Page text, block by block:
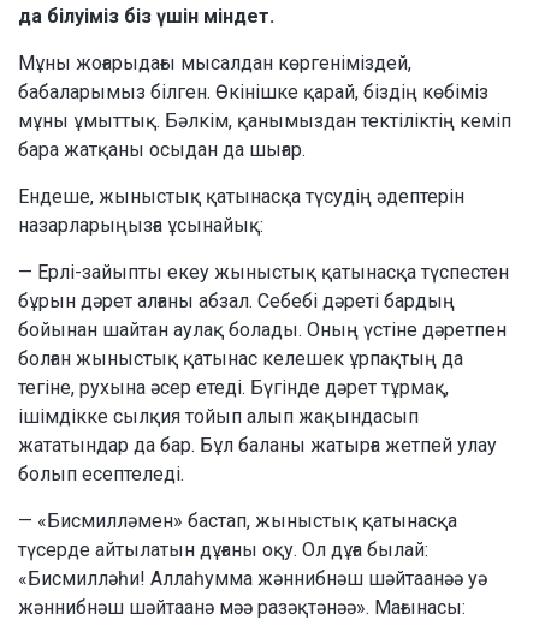
да білуіміз біз үшін міндет.
Мұны жоғарыдағы мысалдан көргеніміздей,
бабаларымыз білген. Өкінішке қарай, біздің көбіміз
мұны ұмыттық. Бәлкім, қанымыздан тектіліктің кеміп
бара жатқаны осыдан да шығар.
Ендеше, жыныстық қатынасқа түсудің әдептерін
назарларыңызға ұсынайық:
— Ерлі-зайыпты екеу жыныстық қатынасқа түспестен
бұрын дәрет алғаны абзал. Себебі дәреті бардың
бойынан шайтан аулақ болады. Оның үстіне дәретпен
болған жыныстық қатынас келешек ұрпақтың да
тегіне, рухына әсер етеді. Бүгінде дәрет тұрмақ,
ішімдікке сылқия тойып алып жақындасып
жататындар да бар. Бұл баланы жатырға жетпей улау
болып есептеледі.
— «Бисмилләмен» бастап, жыныстық қатынасқа
түсерде айтылатын дұғаны оқу. Ол дұға былай:
«Бисмилләһи! Аллаһумма жәннибнәш шәйтаанәә уә
жәннибнәш шәйтаанә мәә разәқтәнәә». Мағынасы: